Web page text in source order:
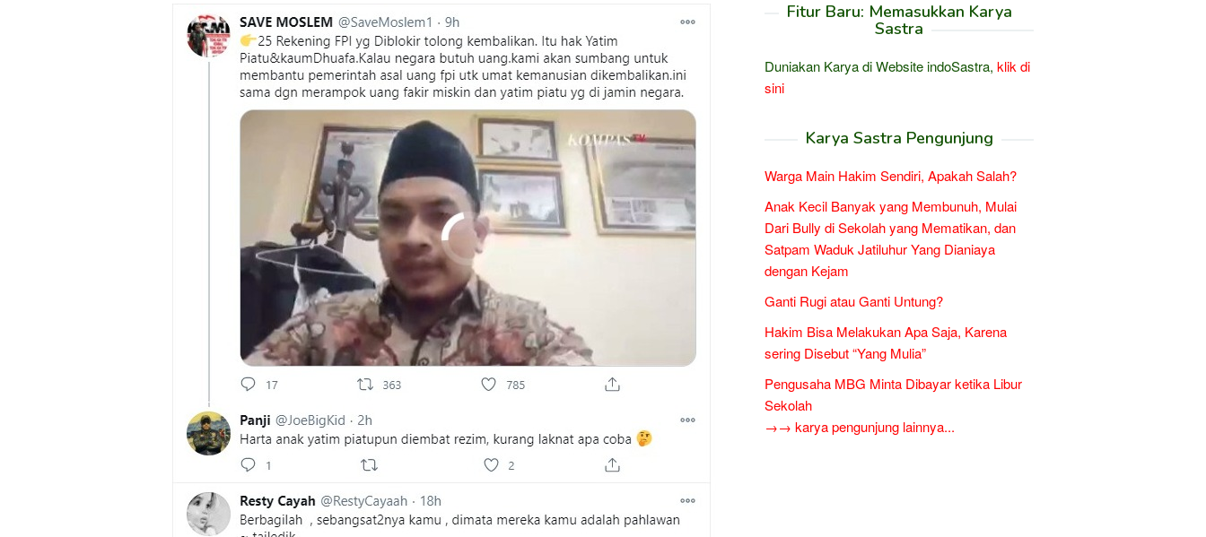
Fitur Baru: Memasukkan Karya
Sastra
Duniakan Karya di Website indoSastra, klik di
sini
Karya Sastra Pengunjung
Warga Main Hakim Sendiri, Apakah Salah?
Anak Kecil Banyak yang Membunuh, Mulai
Dari Bully di Sekolah yang Mematikan, dan
Satpam Waduk Jatiluhur Yang Dianiaya
dengan Kejam
Ganti Rugi atau Ganti Untung?
Hakim Bisa Melakukan Apa Saja, Karena
sering Disebut “Yang Mulia”
Pengusaha MBG Minta Dibayar ketika Libur
Sekolah
→→ karya pengunjung lainnya...